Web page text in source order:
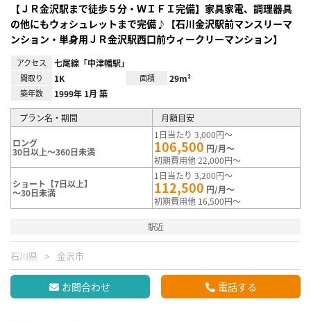
【ＪＲ金沢駅まで徒歩５分・ＷＩＦＩ完備】家具家電、調理器具
の他にもウォシュレットまで完備♪【石川金沢駅前マンスリーマ
ンション・単身用ＪＲ金沢駅西口前ウィークリーマンション】
アクセス 七尾線「中津幡駅」
間取り 1K 面積 29m²
築年数 1999年 1月 築
プラン名・期間 月額目安
ロング
30日以上～360日未満
1日当たり 3,000円～
106,500 円/月～
初期費用他 22,000円～
ショート【7日以上】
～30日未満
1日当たり 3,200円～
112,500 円/月～
初期費用他 16,500円～
駅近
石川県 金沢市
お問合わせ 電話する